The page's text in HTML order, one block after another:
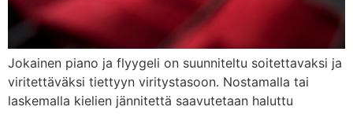
Jokainen piano ja flyygeli on suunniteltu soitettavaksi ja
viritettäväksi tiettyyn viritystasoon. Nostamalla tai
laskemalla kielien jännitettä saavutetaan haluttu